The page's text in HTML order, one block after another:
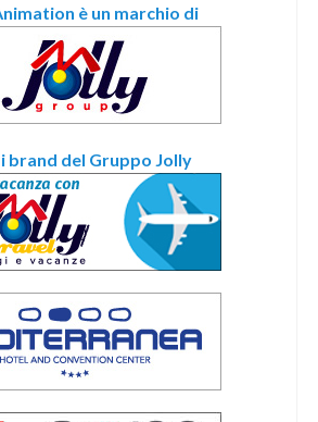
è un marchio di
brand del Gruppo Jolly